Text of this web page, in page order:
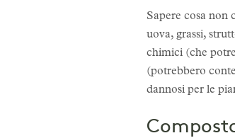
Sapere cosa non
uova, grassi,
chimici (che
(potrebbero
dannosi per le